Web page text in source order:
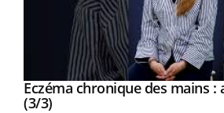
Youtube
Youtube
Eczéma chronique des mains :
(3/3)Youtube